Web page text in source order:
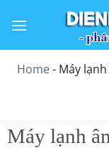
qua
dungHome- Máy
Máy lạnh